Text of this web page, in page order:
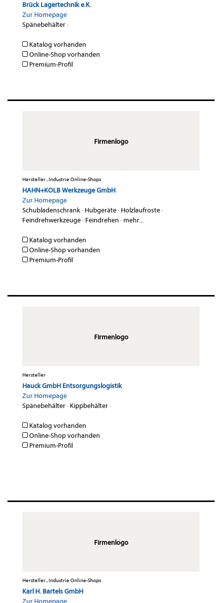
Brück Lagertechnik e.K.
Zur Homepage
Spänebehälter·
Katalog vorhanden
Online-Shop vorhanden
Premium-Profil
Firmenlogo
Hersteller , Industrie Online-Shops
HAHN+KOLB Werkzeuge GmbH
Zur Homepage
Schubladenschrank· Hubgeräte· Holzlaufroste·
Feindrehwerkzeuge· Feindrehen · mehr...
Katalog vorhanden
Online-Shop vorhanden
Premium-Profil
Firmenlogo
Hersteller
Hauck GmbH Entsorgungslogistik
Zur Homepage
Spänebehälter· Kippbehälter·
Katalog vorhanden
Online-Shop vorhanden
Premium-Profil
Firmenlogo
Hersteller , Industrie Online-Shops
Karl H. Bartels GmbH